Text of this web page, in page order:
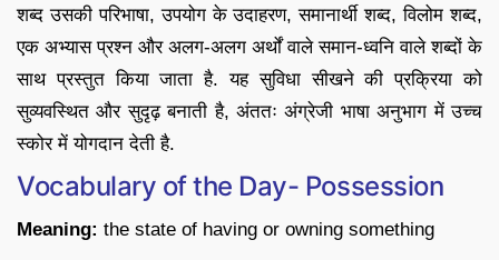
शब्द उसकी परिभाषा, उपयोग के उदाहरण, समानार्थी शब्द, विलोम शब्द,
एक अभ्यास प्रश्न और अलग-अलग अर्थों वाले समान-ध्वनि वाले शब्दों के
साथ प्रस्तुत किया जाता है. यह सुविधा सीखने की प्रक्रिया को
सुव्यवस्थित और सुदृढ़ बनाती है, अंततः अंग्रेजी भाषा अनुभाग में उच्च
स्कोर में योगदान देती है.
Vocabulary of the Day- Possession
Meaning: the state of having or owning something